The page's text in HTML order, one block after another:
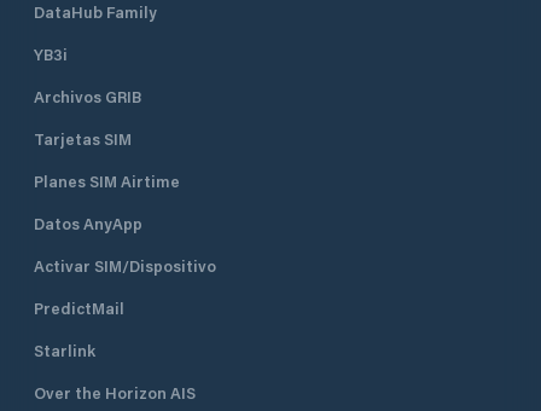
DataHub Family
YB3i
Archivos GRIB
Tarjetas SIM
Planes SIM Airtime
Datos AnyApp
Activar SIM/Dispositivo
PredictMail
Starlink
Over the Horizon AIS